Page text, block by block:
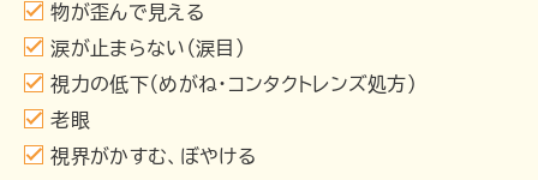
物が歪んで見える
涙が止まらない（涙目）
視力の低下（めがね・コンタクトレンズ処方）
老眼
視界がかすむ、ぼやける